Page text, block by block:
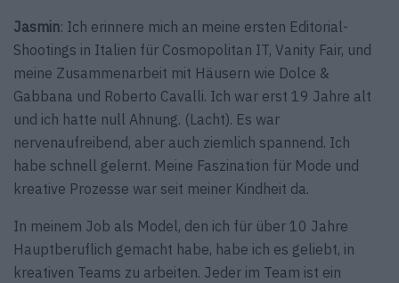
Jasmin: Ich erinnere mich an meine ersten Editorial-
Shootings in Italien für Cosmopolitan IT, Vanity Fair, und
meine Zusammenarbeit mit Häusern wie Dolce &
Gabbana und Roberto Cavalli. Ich war erst 19 Jahre alt
und ich hatte null Ahnung. (Lacht). Es war
nervenaufreibend, aber auch ziemlich spannend. Ich
habe schnell gelernt. Meine Faszination für Mode und
kreative Prozesse war seit meiner Kindheit da.
In meinem Job als Model, den ich für über 10 Jahre
Hauptberuflich gemacht habe, habe ich es geliebt, in
kreativen Teams zu arbeiten. Jeder im Team ist ein